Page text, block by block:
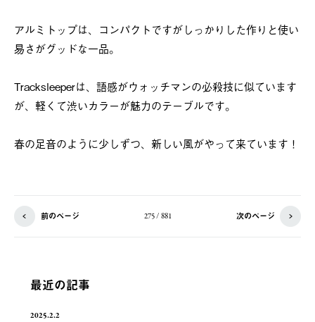
アルミトップは、コンパクトですがしっかりした作りと使い
易さがグッドな一品。
Tracksleeperは、語感がウォッチマンの必殺技に似ています
が、軽くて渋いカラーが魅力のテーブルです。
春の足音のように少しずつ、新しい風がやって来ています！
前のページ 275 / 881 次のページ
最近の記事
2025.2.2